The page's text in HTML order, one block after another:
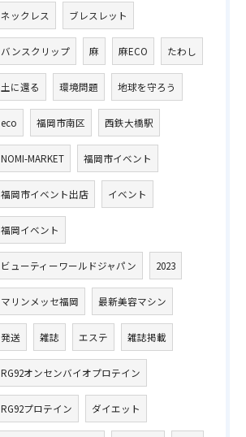
ネックレス ブレスレット
バンスクリップ 麻 麻ECO たわし
土に還る 環境問題 地球を守ろう
eco 福岡市南区 西鉄大橋駅
NOMI-MARKET 福岡市イベント
福岡市イベント出店 イベント
福岡イベント
ビューティーワールドジャパン 2023
マリンメッセ福岡 最新美容マシン
発送 雑誌 エステ 雑誌掲載
RG92オンセンバイオプロテイン
RG92プロテイン ダイエット